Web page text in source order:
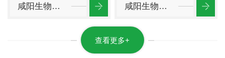
咸阳生物质颗粒 咸阳生物质颗粒燃料
查看更多+